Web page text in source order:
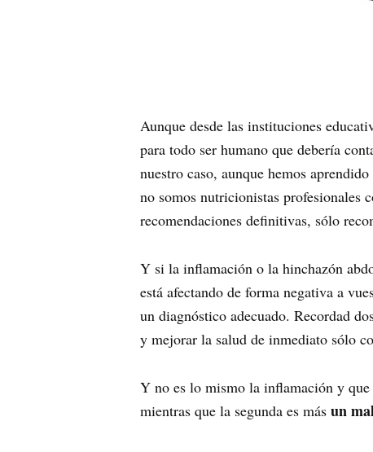
Aunque desde las instituciones
para todo ser humano que debería
nuestro caso, aunque hemos
no somos nutricionistas profesionales
recomendaciones definitivas, sólo
Y si la inflamación o la hinchazón
está afectando de forma negativa a
un diagnóstico adecuado. Recordad
y mejorar la salud de inmediato sólo
Y no es lo mismo la inflamación y
mientras que la segunda es más un